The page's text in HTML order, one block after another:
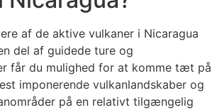
af de aktive vulkaner i Nicaragua
del af guidede ture og
får du mulighed for at komme tæt på
imponerende vulkanlandskaber og
på en relativt tilgængelig